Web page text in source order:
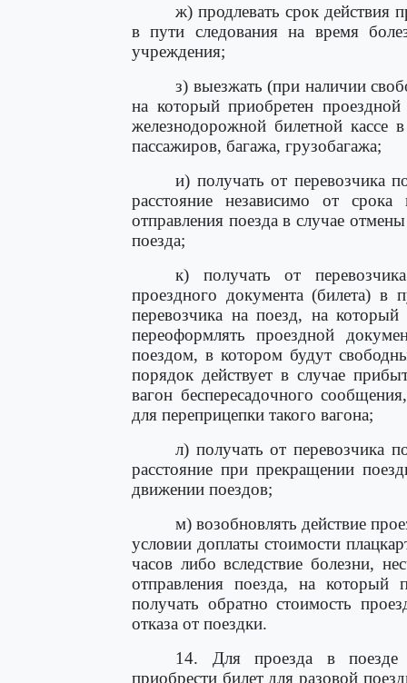
ж) продлевать срок действия
в пути следования на время
учреждения;
з) выезжать (при наличии
на который приобретен
железнодорожной билетной кассе
пассажиров, багажа, грузобагажа;
и) получать от перевозчика
расстояние независимо от
отправления поезда в случае
поезда;
к) получать от
проездного документа (билета) в
перевозчика на поезд, на
переоформлять проездной
поездом, в котором будут
порядок действует в случае
вагон беспересадочного
для переприцепки такого вагона;
л) получать от перевозчика
расстояние при прекращении
движении поездов;
м) возобновлять действие
условии доплаты стоимости
часов либо вследствие болезни,
отправления поезда, на который
получать обратно стоимость
отказа от поездки.
14. Для проезда в поезде
приобрести билет для разовой